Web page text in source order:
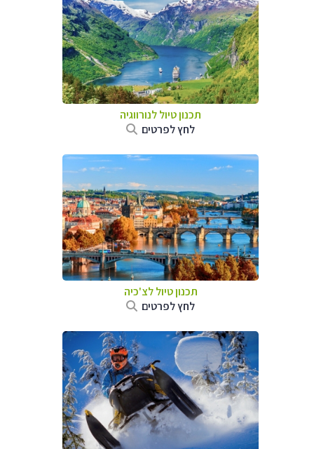
תכנון טיול לנורווגיה
לחץ לפרטים
תכנון טיול לצ'כיה
לחץ לפרטים